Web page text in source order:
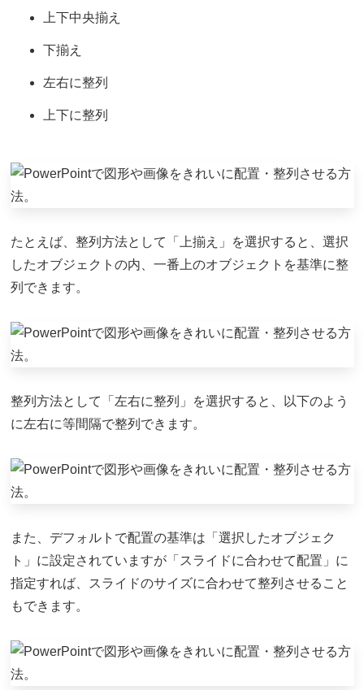
上下中央揃え
下揃え
左右に整列
上下に整列
たとえば、整列方法として「上揃え」を選択すると、選択
したオブジェクトの内、一番上のオブジェクトを基準に整
列できます。
整列方法として「左右に整列」を選択すると、以下のよう
に左右に等間隔で整列できます。
また、デフォルトで配置の基準は「選択したオブジェク
ト」に設定されていますが「スライドに合わせて配置」に
指定すれば、スライドのサイズに合わせて整列させること
もできます。